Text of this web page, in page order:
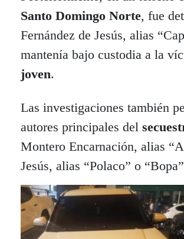
Santo Domingo Norte, fue
Fernández de Jesús, alias
mantenía bajo custodia a la
joven.
Las investigaciones también
autores principales del
Montero Encarnación, alias
Jesús, alias “Polaco” o